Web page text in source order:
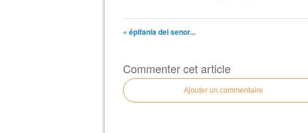
« épifania del senor...
Commenter cet article
Ajouter un commentaire